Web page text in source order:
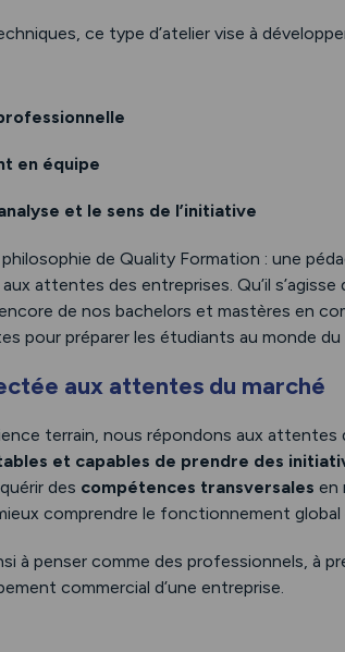
ce type d’atelier vise à
en équipe
et le sens de l’initiative
de Quality Formation : une
attentes des entreprises. Qu’il
de nos bachelors et mastères en
pour préparer les étudiants au monde du
aux attentes du marché
terrain, nous répondons aux
et capables de prendre des
des compétences transversales en
comprendre le fonctionnement global
à penser comme des professionnels, à
commercial d’une entreprise.